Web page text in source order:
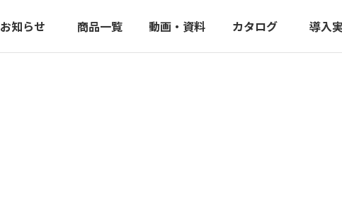
お知らせ 商品一覧 動画・資料 カタログ 導入